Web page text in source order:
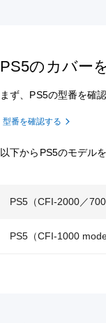
PS5のカバー
まず、PS5の型番を確
型番を確認する
以下からPS5のモデル
PS5（CFI-2000／
PS5（CFI-1000